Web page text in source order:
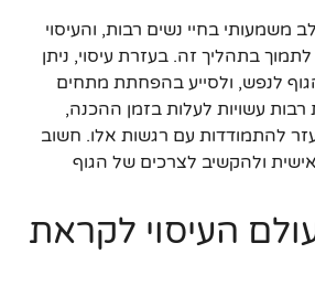
משמעותי בחיי נשים רבות, והעיסוי
בתהליך זה. בעזרת עיסוי, ניתן
לנפש, ולסייע בהפחתת מתחים
רבות עשויות לעלות בזמן ההכנה,
עזר להתמודדות עם רגשות אלו. חשוב
ולהקשיב לצרכים של הגוף
העיסוי לקראת